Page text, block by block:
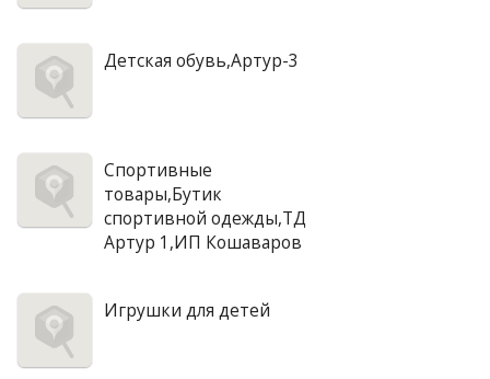
Детская обувь,Артур-3
Спортивные
товары,Бутик
спортивной одежды,ТД
Артур 1,ИП Кошаваров
Игрушки для детей